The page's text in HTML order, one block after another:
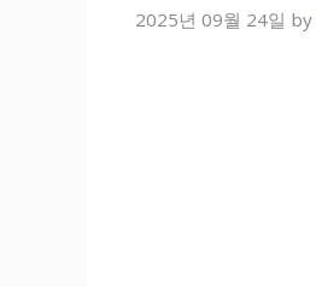
2025년 09월 24일 by